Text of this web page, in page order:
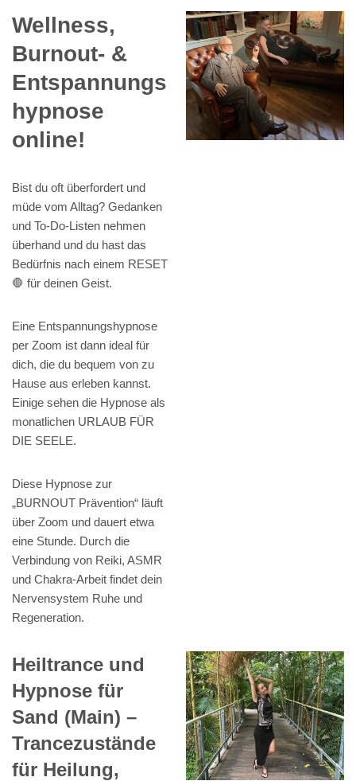
Wellness,
Burnout- &
Entspannungs
hypnose
online!
Bist du oft überfordert und
müde vom Alltag? Gedanken
und To-Do-Listen nehmen
überhand und du hast das
Bedürfnis nach einem RESET
🛑 für deinen Geist.
Eine Entspannungshypnose
per Zoom ist dann ideal für
dich, die du bequem von zu
Hause aus erleben kannst.
Einige sehen die Hypnose als
monatlichen URLAUB FÜR
DIE SEELE.
Diese Hypnose zur
„BURNOUT Prävention“ läuft
über Zoom und dauert etwa
eine Stunde. Durch die
Verbindung von Reiki, ASMR
und Chakra-Arbeit findet dein
Nervensystem Ruhe und
Regeneration.
Heiltrance und
Hypnose für
Sand (Main) –
Trancezustände
für Heilung,